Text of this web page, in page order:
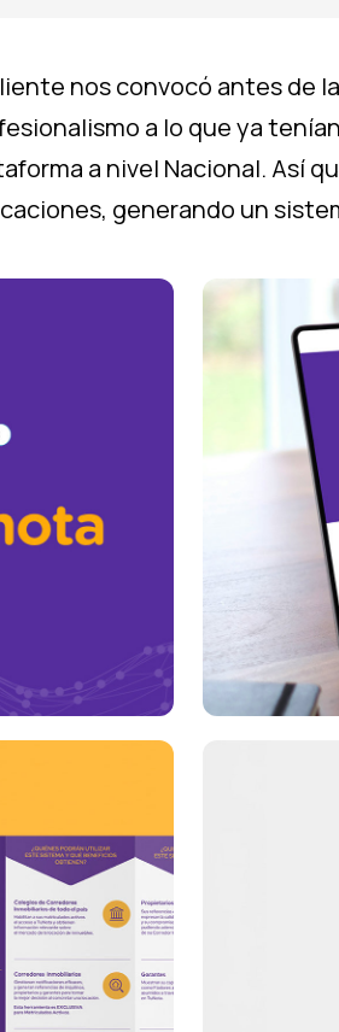
nos convocó antes de
a lo que ya
a nivel Nacional. Así
generando un